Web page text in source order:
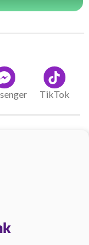
TikTok